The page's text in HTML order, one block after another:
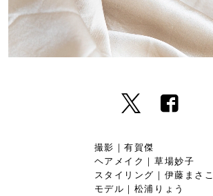
撮影｜有賀傑
ヘアメイク｜草場妙子
スタイリング｜伊藤まさこ
モデル｜松浦りょう